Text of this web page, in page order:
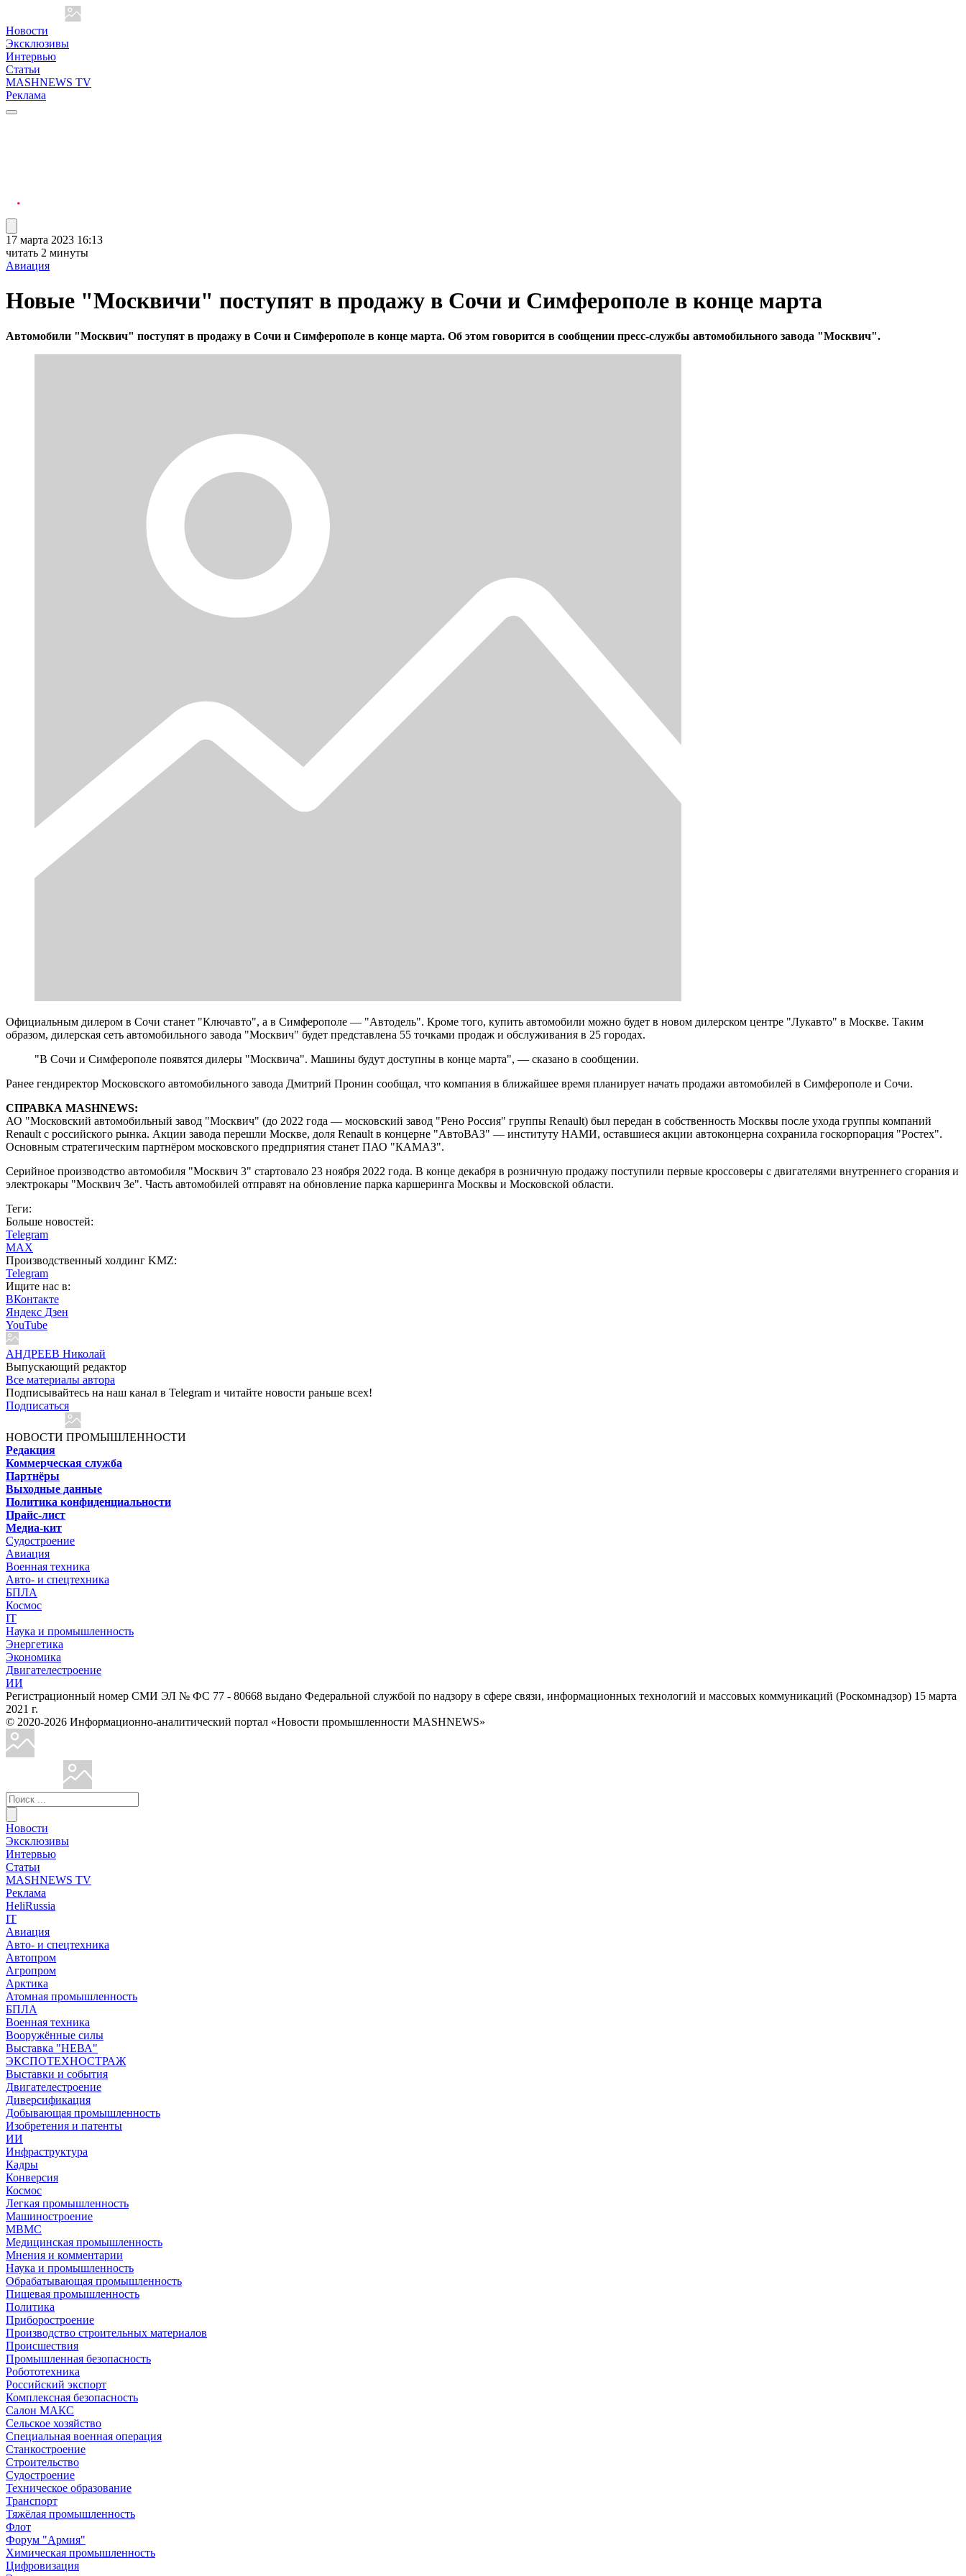
Новости
Эксклюзивы
Интервью
Статьи
MASHNEWS TV
Реклама
17 марта 2023 16:13
читать 2 минуты
Авиация
Новые "Москвичи" поступят в продажу в Сочи и Симферополе в конце марта
Автомобили "Москвич" поступят в продажу в Сочи и Симферополе в конце марта. Об этом говорится в сообщении пресс-службы автомобильного завода "Москвич".
Официальным дилером в Сочи станет "Ключавто", а в Симферополе — "Автодель". Кроме того, купить автомобили можно будет в новом дилерском центре "Лукавто" в Москве. Таким
образом, дилерская сеть автомобильного завода "Москвич" будет представлена 55 точками продаж и обслуживания в 25 городах.
"В Сочи и Симферополе появятся дилеры "Москвича". Машины будут доступны в конце марта", — сказано в сообщении.
Ранее гендиректор Московского автомобильного завода Дмитрий Пронин сообщал, что компания в ближайшее время планирует начать продажи автомобилей в Симферополе и Сочи.
СПРАВКА MASHNEWS:
АО "Московский автомобильный завод "Москвич" (до 2022 года — московский завод "Рено Россия" группы Renault) был передан в собственность Москвы после ухода группы компаний
Renault с российского рынка. Акции завода перешли Москве, доля Renault в концерне "АвтоВАЗ" — институту НАМИ, оставшиеся акции автоконцерна сохранила госкорпорация "Ростех".
Основным стратегическим партнёром московского предприятия станет ПАО "КАМАЗ".
Серийное производство автомобиля "Москвич 3" стартовало 23 ноября 2022 года. В конце декабря в розничную продажу поступили первые кроссоверы с двигателями внутреннего сгорания и
электрокары "Москвич 3е". Часть автомобилей отправят на обновление парка каршеринга Москвы и Московской области.
Теги:
Больше новостей:
Telegram
MAX
Производственный холдинг KMZ:
Telegram
Ищите нас в:
ВКонтакте
Яндекс Дзен
YouTube
АНДРЕЕВ Николай
Выпускающий редактор
Все материалы автора
Подписывайтесь на наш канал в Telegram и читайте новости раньше всех!
Подписаться
НОВОСТИ ПРОМЫШЛЕННОСТИ
Редакция
Коммерческая служба
Партнёры
Выходные данные
Политика конфиденциальности
Прайс-лист
Медиа-кит
Судостроение
Авиация
Военная техника
Авто- и спецтехника
БПЛА
Космос
IT
Наука и промышленность
Энергетика
Экономика
Двигателестроение
ИИ
Регистрационный номер СМИ ЭЛ № ФС 77 - 80668 выдано Федеральной службой по надзору в сфере связи, информационных технологий и массовых коммуникаций (Роскомнадзор) 15 марта
2021 г.
© 2020-2026 Информационно-аналитический портал «Новости промышленности MASHNEWS»
Новости
Эксклюзивы
Интервью
Статьи
MASHNEWS TV
Реклама
HeliRussia
IT
Авиация
Авто- и спецтехника
Автопром
Агропром
Арктика
Атомная промышленность
БПЛА
Военная техника
Вооружённые силы
Выставка "НЕВА"
ЭКСПОТЕХНОСТРАЖ
Выставки и события
Двигателестроение
Диверсификация
Добывающая промышленность
Изобретения и патенты
ИИ
Инфраструктура
Кадры
Конверсия
Космос
Легкая промышленность
Машиностроение
МВМС
Медицинская промышленность
Мнения и комментарии
Наука и промышленность
Обрабатывающая промышленность
Пищевая промышленность
Политика
Приборостроение
Производство строительных материалов
Происшествия
Промышленная безопасность
Робототехника
Российский экспорт
Комплексная безопасность
Салон МАКС
Сельское хозяйство
Специальная военная операция
Станкостроение
Строительство
Судостроение
Техническое образование
Транспорт
Тяжёлая промышленность
Флот
Форум "Армия"
Химическая промышленность
Цифровизация